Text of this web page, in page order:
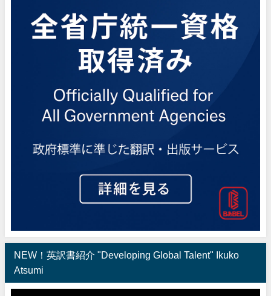
NEW！英訳書紹介 "Developing Global Talent" Ikuko
Atsumi